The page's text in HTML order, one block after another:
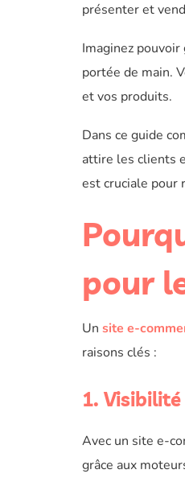
présenter et
Imaginez
portée de main.
et vos produits.
Dans ce guide
attire les clients
est cruciale pour
pour
Un site e-
raisons clés :
1.
Avec un site e-
grâce aux